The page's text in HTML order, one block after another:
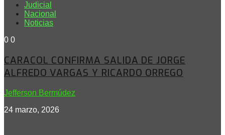
Judicial
Nacional
Noticias
0 0
CARACOL CONFIRMA SALIDA DE JORGE
ALFREDO VARGAS Y RICARDO ORREGO
Jefferson Bermúdez
24 marzo, 2026